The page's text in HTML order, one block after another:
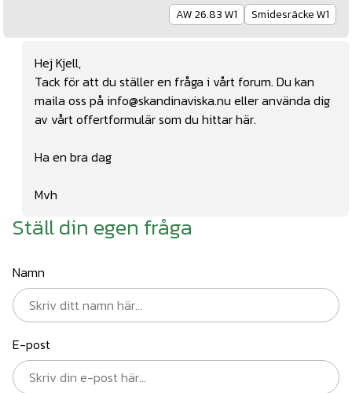
AW 26.83 W1 Smidesräcke W1
Hej Kjell,
Tack för att du ställer en fråga i vårt forum. Du kan
maila oss på info@skandinaviska.nu eller använda dig
av vårt offertformulär som du hittarhär.
Ha en bra dag
Mvh
Ställ din egen fråga
Namn
E-post